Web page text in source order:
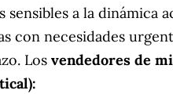
sensibles a la dinámica
con necesidades
Los vendedores de